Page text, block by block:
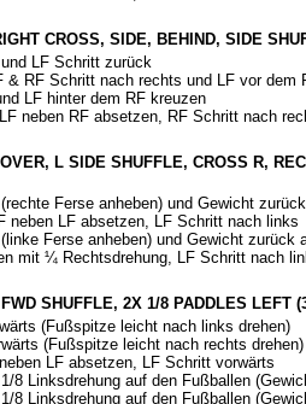
CROSS, SIDE, BEHIND, SIDE
LF Schritt zurück
RF Schritt nach rechts und LF vor dem
LF hinter dem RF kreuzen
neben RF absetzen, RF Schritt nach
L SIDE SHUFFLE, CROSS R,
Ferse anheben) und Gewicht
neben LF absetzen, LF Schritt nach links
Ferse anheben) und Gewicht zurück
mit ¼ Rechtsdrehung, LF Schritt nach
SHUFFLE, 2X 1/8 PADDLES LEFT
(Fußspitze leicht nach links drehen)
(Fußspitze leicht nach rechts drehen)
LF absetzen, LF Schritt vorwärts
8 Linksdrehung auf den Fußballen
8 Linksdrehung auf den Fußballen